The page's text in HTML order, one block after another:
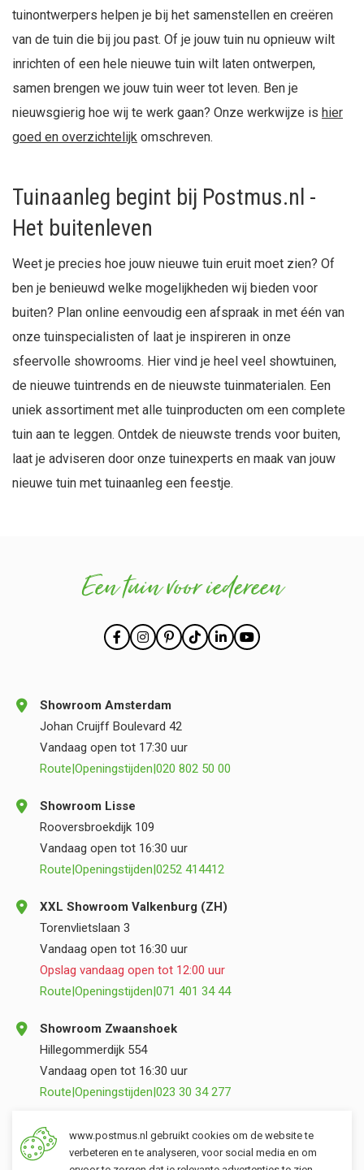
tuinontwerpers helpen je bij het samenstellen en creëren
van de tuin die bij jou past. Of je jouw tuin nu opnieuw wilt
inrichten of een hele nieuwe tuin wilt laten ontwerpen,
samen brengen we jouw tuin weer tot leven. Ben je
nieuwsgierig hoe wij te werk gaan? Onze werkwijze is hier
goed en overzichtelijk omschreven.
Tuinaanleg begint bij Postmus.nl -
Het buitenleven
Weet je precies hoe jouw nieuwe tuin eruit moet zien? Of
ben je benieuwd welke mogelijkheden wij bieden voor
buiten? Plan online eenvoudig een afspraak in met één van
onze tuinspecialisten of laat je inspireren in onze
sfeervolle showrooms. Hier vind je heel veel showtuinen,
de nieuwe tuintrends en de nieuwste tuinmaterialen. Een
uniek assortiment met alle tuinproducten om een complete
tuin aan te leggen. Ontdek de nieuwste trends voor buiten,
laat je adviseren door onze tuinexperts en maak van jouw
nieuwe tuin met tuinaanleg een feestje.
Een tuin voor iedereen
Showroom Amsterdam
Johan Cruijff Boulevard 42
Vandaag open tot 17:30 uur
Route|Openingstijden|020 802 50 00
Showroom Lisse
Rooversbroekdijk 109
Vandaag open tot 16:30 uur
Route|Openingstijden|0252 414412
XXL Showroom Valkenburg (ZH)
Torenvlietslaan 3
Vandaag open tot 16:30 uur
Opslag vandaag open tot 12:00 uur
Route|Openingstijden|071 401 34 44
Showroom Zwaanshoek
Hillegommerdijk 554
Vandaag open tot 16:30 uur
Route|Openingstijden|023 30 34 277
Opslag Valkenburg (ZH)
Torenvlietslaan 3
www.postmus.nl gebruikt cookies om de website te
verbeteren en te analyseren, voor social media en om